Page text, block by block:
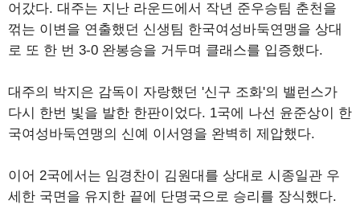
어갔다. 대주는 지난 라운드에서 작년 준우승팀 춘천을
꺾는 이변을 연출했던 신생팀 한국여성바둑연맹을 상대
로 또 한 번 3-0 완봉승을 거두며 클래스를 입증했다.
대주의 박지은 감독이 자랑했던 '신구 조화'의 밸런스가
다시 한번 빛을 발한 한판이었다. 1국에 나선 윤준상이 한
국여성바둑연맹의 신예 이서영을 완벽히 제압했다.
이어 2국에서는 임경찬이 김원대를 상대로 시종일관 우
세한 국면을 유지한 끝에 단명국으로 승리를 장식했다.